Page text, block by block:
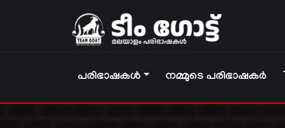
പരിഭാഷകൾ നമ്മുടെ പരിഭാഷകർ